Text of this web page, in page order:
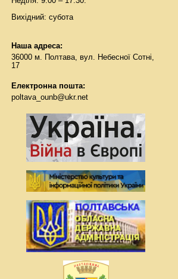
Вихідний: субота
Наша адреса:
36000 м. Полтава, вул. Небесної Сотні,
17
Електронна пошта:
poltava_ounb@ukr.net